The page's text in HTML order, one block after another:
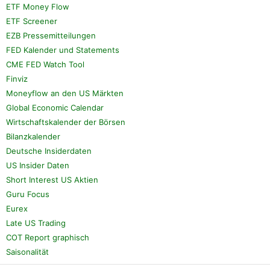
ETF Money Flow
ETF Screener
EZB Pressemitteilungen
FED Kalender und Statements
CME FED Watch Tool
Finviz
Moneyflow an den US Märkten
Global Economic Calendar
Wirtschaftskalender der Börsen
Bilanzkalender
Deutsche Insiderdaten
US Insider Daten
Short Interest US Aktien
Guru Focus
Eurex
Late US Trading
COT Report graphisch
Saisonalität